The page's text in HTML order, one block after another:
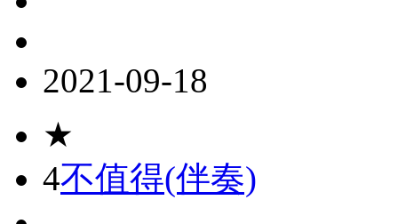
2021-09-18
★
4不值得(伴奏)